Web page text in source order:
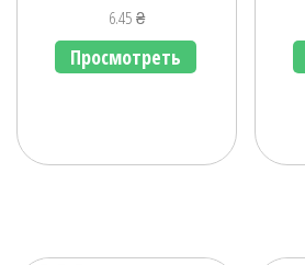
6.45₴
Просмотреть